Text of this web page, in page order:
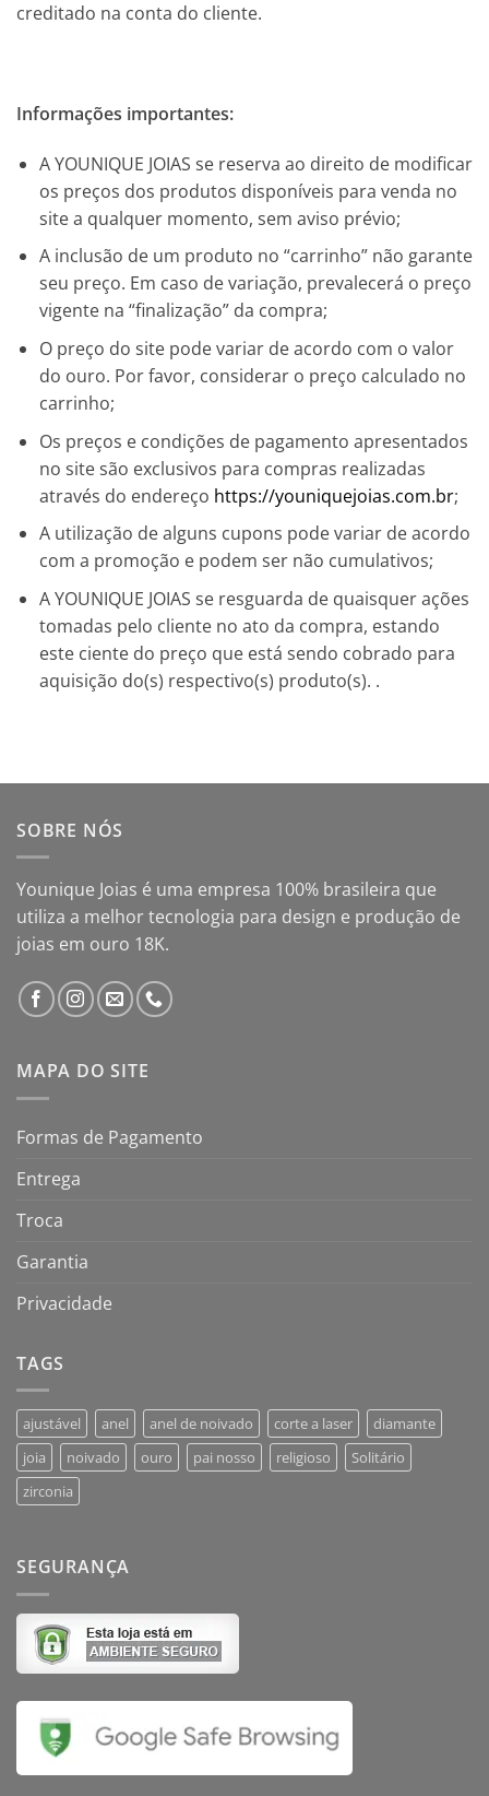
creditado na conta do cliente.
Informações importantes:
A YOUNIQUE JOIAS se reserva ao direito de modificar
os preços dos produtos disponíveis para venda no
site a qualquer momento, sem aviso prévio;
A inclusão de um produto no “carrinho” não garante
seu preço. Em caso de variação, prevalecerá o preço
vigente na “finalização” da compra;
O preço do site pode variar de acordo com o valor
do ouro. Por favor, considerar o preço calculado no
carrinho;
Os preços e condições de pagamento apresentados
no site são exclusivos para compras realizadas
através do endereço https://youniquejoias.com.br;
A utilização de alguns cupons pode variar de acordo
com a promoção e podem ser não cumulativos;
A YOUNIQUE JOIAS se resguarda de quaisquer ações
tomadas pelo cliente no ato da compra, estando
este ciente do preço que está sendo cobrado para
aquisição do(s) respectivo(s) produto(s). .
SOBRE NÓS
Younique Joias é uma empresa 100% brasileira que
utiliza a melhor tecnologia para design e produção de
joias em ouro 18K.
MAPA DO SITE
Formas de Pagamento
Entrega
Troca
Garantia
Privacidade
TAGS
ajustável anel anel de noivado corte a laser
diamante
joia
noivado ouro pai nosso religioso
Solitário
zirconia
SEGURANÇA